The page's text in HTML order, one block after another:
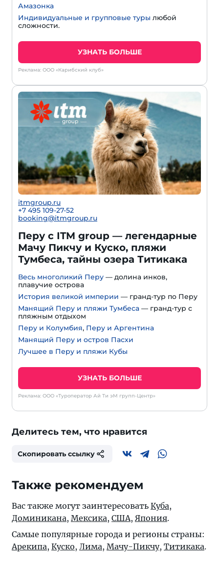
Амазонка
Индивидуальные и групповые туры любой
сложности.
УЗНАТЬ БОЛЬШЕ
Реклама: ООО «Карибский клуб»
itmgroup.ru
+7 495 109-27-52
booking@itmgroup.ru
Перу с ITM group — легендарные
Мачу Пикчу и Куско, пляжи
Тумбеса, тайны озера Титикака
Весь многоликий Перу — долина инков,
плавучие острова
История великой империи — гранд-тур по Перу
Манящий Перу и пляжи Тумбеса — гранд-тур с
пляжным отдыхом
Перу и Колумбия, Перу и Аргентина
Манящий Перу и остров Пасхи
Лучшее в Перу и пляжи Кубы
УЗНАТЬ БОЛЬШЕ
Реклама: ООО «Туроператор Ай Ти эМ групп-Центр»
Делитесь тем, что нравится
Скопировать ссылку
Также рекомендуем
Вас также могут заинтересовать Куба,
Доминикана, Мексика, США, Япония.
Самые популярные города и регионы страны:
Арекипа, Куско, Лима, Мачу-Пикчу, Титикака.